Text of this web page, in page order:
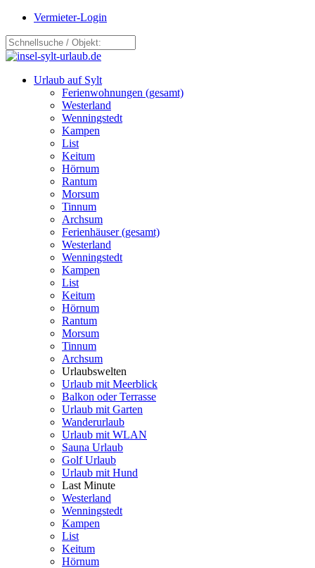
Vermieter-Login
Urlaub auf Sylt
Ferienwohnungen (gesamt)
Westerland
Wenningstedt
Kampen
List
Keitum
Hörnum
Rantum
Morsum
Tinnum
Archsum
Ferienhäuser (gesamt)
Westerland
Wenningstedt
Kampen
List
Keitum
Hörnum
Rantum
Morsum
Tinnum
Archsum
Urlaubswelten
Urlaub mit Meerblick
Balkon oder Terrasse
Urlaub mit Garten
Wanderurlaub
Urlaub mit WLAN
Sauna Urlaub
Golf Urlaub
Urlaub mit Hund
Last Minute
Westerland
Wenningstedt
Kampen
List
Keitum
Hörnum